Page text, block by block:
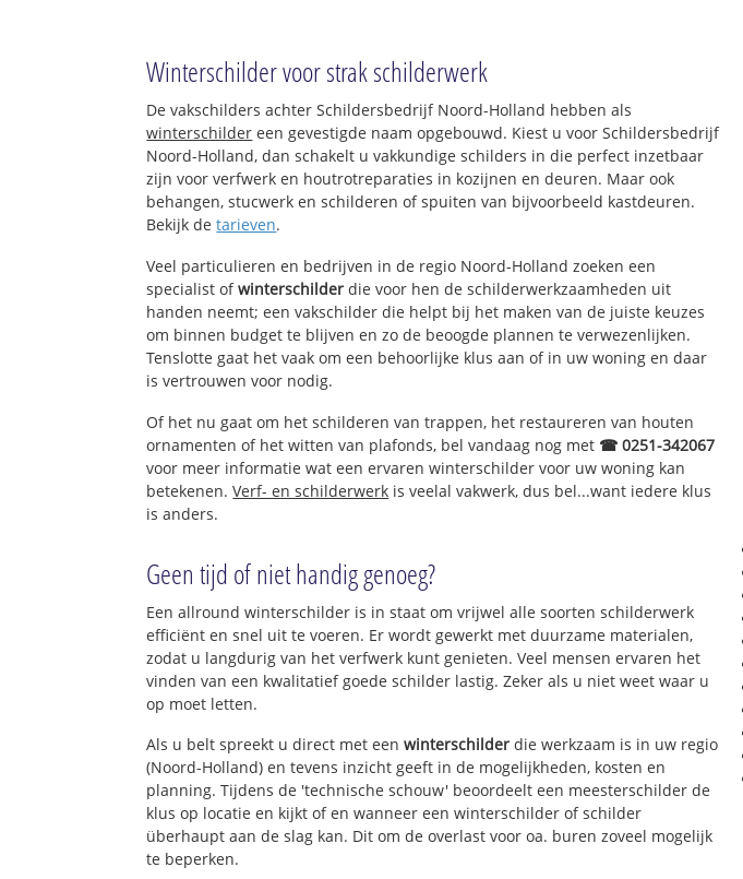
Winterschilder voor strak schilderwerk
De vakschilders achter Schildersbedrijf Noord-Holland hebben als
winterschilder een gevestigde naam opgebouwd. Kiest u voor Schildersbedrijf
Noord-Holland, dan schakelt u vakkundige schilders in die perfect inzetbaar
zijn voor verfwerk en houtrotreparaties in kozijnen en deuren. Maar ook
behangen, stucwerk en schilderen of spuiten van bijvoorbeeld kastdeuren.
Bekijk detarieven.
Veel particulieren en bedrijven in de regio Noord-Holland zoeken een
specialist ofwinterschilder die voor hen de schilderwerkzaamheden uit
handen neemt; een vakschilder die helpt bij het maken van de juiste keuzes
om binnen budget te blijven en zo de beoogde plannen te verwezenlijken.
Tenslotte gaat het vaak om een behoorlijke klus aan of in uw woning en daar
is vertrouwen voor nodig.
Of het nu gaat om het schilderen van trappen, het restaureren van houten
ornamenten of het witten van plafonds, bel vandaag nog met ☎ 0251-342067
voor meer informatie wat een ervaren winterschilder voor uw woning kan
betekenen.Verf- en schilderwerk is veelal vakwerk, dus bel...want iedere klus
is anders.
Geen tijd of niet handig genoeg?
Een allround winterschilder is in staat om vrijwel alle soorten schilderwerk
efficiënt en snel uit te voeren. Er wordt gewerkt met duurzame materialen,
zodat u langdurig van het verfwerk kunt genieten. Veel mensen ervaren het
vinden van een kwalitatief goede schilder lastig. Zeker als u niet weet waar u
op moet letten.
Als u belt spreekt u direct met eenwinterschilder die werkzaam is in uw regio
(Noord-Holland) en tevens inzicht geeft in de mogelijkheden, kosten en
planning. Tijdens de 'technische schouw' beoordeelt een meesterschilder de
klus op locatie en kijkt of en wanneer een winterschilder of schilder
überhaupt aan de slag kan. Dit om de overlast voor oa. buren zoveel mogelijk
te beperken.